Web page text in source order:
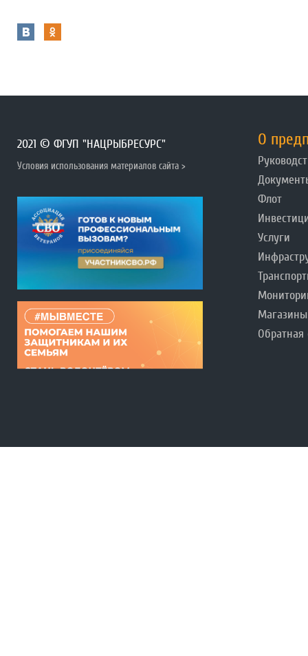
2021 © ФГУП "НАЦРЫБРЕСУРС"
Условия использования материалов сайта >
О
Флот
Услуги
Магазины
Обратная